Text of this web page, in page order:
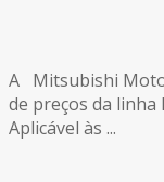
A Mitsubishi
de preços da linha
Aplicável às ...